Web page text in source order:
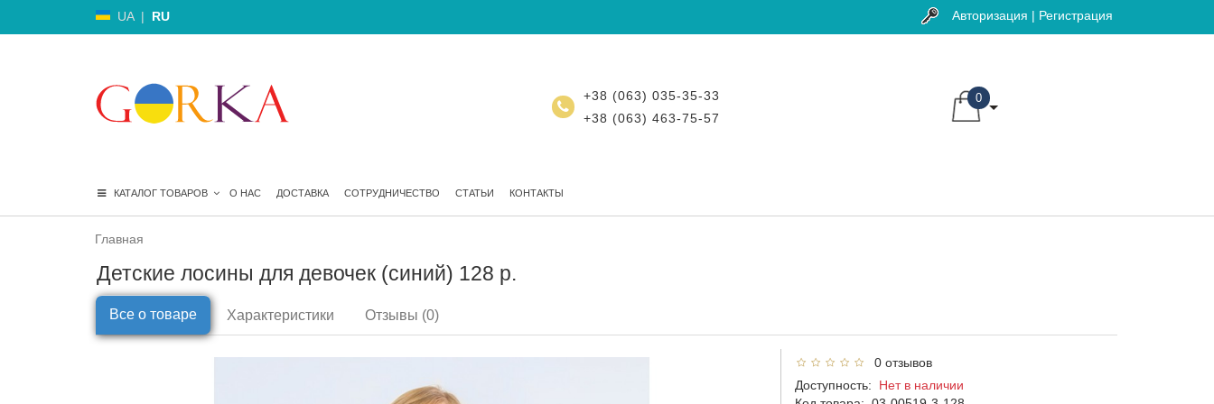
UA | RU Авторизация | Регистрация
+38 (063) 035-35-33
+38 (063) 463-75-57
0
КАТАЛОГ ТОВАРОВ О НАС ДОСТАВКА СОТРУДНИЧЕСТВО СТАТЬИ КОНТАКТЫ
Главная
Детские лосины для девочек (синий) 128 р.
Все о товаре Характеристики Отзывы (0)
0 отзывов
Доступность: Нет в наличии